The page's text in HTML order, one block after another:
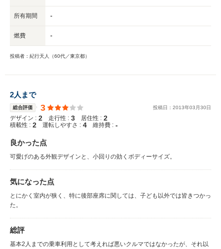
所有期間 -
燃費 -
投稿者：紀行天人（60代／東京都）
2人まで
総合評価 3 投稿日： 2013年03 月30日
デザイン : 2 走行性 : 3 居住性 : 2
積載性 : 2 運転しやすさ : 4 維持費 : -
良かった点
可愛げのある外観デザインと、小回りの効くボディーサイズ。
気になった点
とにかく室内が狭く、特に後部座席に関しては、子ども以外では皆きつかっ
た。
総評
基本2人までの乗車利用として考えれば悪いクルマではなかったが、それ以